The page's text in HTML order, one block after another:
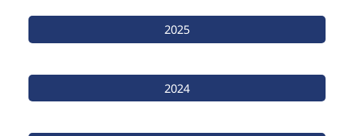
2025
2024